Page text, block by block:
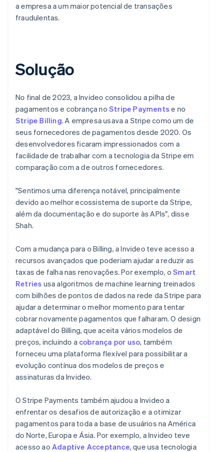
a empresa a um maior potencial de transações
fraudulentas.
Solução
No final de 2023, a Invideo consolidou a pilha de
pagamentos e cobrança no Stripe Payments e no
Stripe Billing. A empresa usava a Stripe como um de
seus fornecedores de pagamentos desde 2020. Os
desenvolvedores ficaram impressionados com a
facilidade de trabalhar com a tecnologia da Stripe em
comparação com a de outros fornecedores.
"Sentimos uma diferença notável, principalmente
devido ao melhor ecossistema de suporte da Stripe,
além da documentação e do suporte às APIs", disse
Shah.
Com a mudança para o Billing, a Invideo teve acesso a
recursos avançados que poderiam ajudar a reduzir as
taxas de falha nas renovações. Por exemplo, oSmart
Retries usa algoritmos de machine learning treinados
com bilhões de pontos de dados na rede da Stripe para
ajudar a determinar o melhor momento para tentar
cobrar novamente pagamentos que falharam. O design
adaptável do Billing, que aceita vários modelos de
preços, incluindo a cobrança por uso, também
forneceu uma plataforma flexível para possibilitar a
evolução contínua dos modelos de preços e
assinaturas da Invideo.
O Stripe Payments também ajudou a Invideo a
enfrentar os desafios de autorização e a otimizar
pagamentos para toda a base de usuários na América
do Norte, Europa e Ásia. Por exemplo, a Invideo teve
acesso ao Adaptive Acceptance, que usa tecnologia